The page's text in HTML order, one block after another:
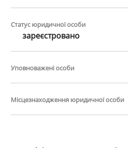
Статус юридичної особи
зареєстровано
Уповноважені особи
Місцезнаходження юридичної особи